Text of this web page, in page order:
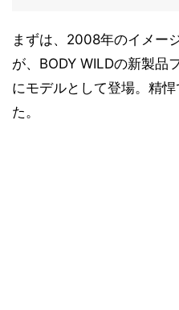
まずは、2008年のイメー
が、BODY WILDの新製品
にモデルとして登場。精
た。